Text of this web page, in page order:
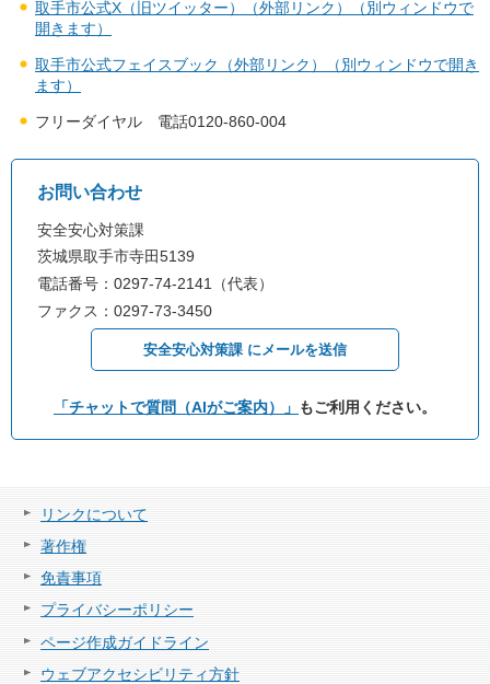
取手市公式X（旧ツイッター）（外部リンク）（別ウィンドウで
開きます）
取手市公式フェイスブック（外部リンク）（別ウィンドウで開き
ます）
フリーダイヤル 電話0120-860-004
お問い合わせ
安全安心対策課
茨城県取手市寺田5139
電話番号：0297-74-2141（代表）
ファクス：0297-73-3450
安全安心対策課 にメールを送信
「チャットで質問（AIがご案内）」 もご利用ください。
リンクについて
著作権
免責事項
プライバシーポリシー
ページ作成ガイドライン
ウェブアクセシビリティ方針